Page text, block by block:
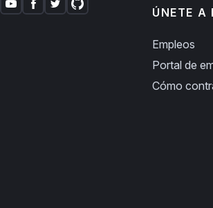
ÚNETE A
Empleos
Portal de
Cómo